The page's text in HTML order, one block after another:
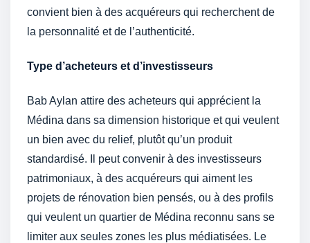
convient bien à des acquéreurs qui recherchent de
la personnalité et de l’authenticité.
Type d’acheteurs et d’investisseurs
Bab Aylan attire des acheteurs qui apprécient la
Médina dans sa dimension historique et qui veulent
un bien avec du relief, plutôt qu’un produit
standardisé. Il peut convenir à des investisseurs
patrimoniaux, à des acquéreurs qui aiment les
projets de rénovation bien pensés, ou à des profils
qui veulent un quartier de Médina reconnu sans se
limiter aux seules zones les plus médiatisées. Le